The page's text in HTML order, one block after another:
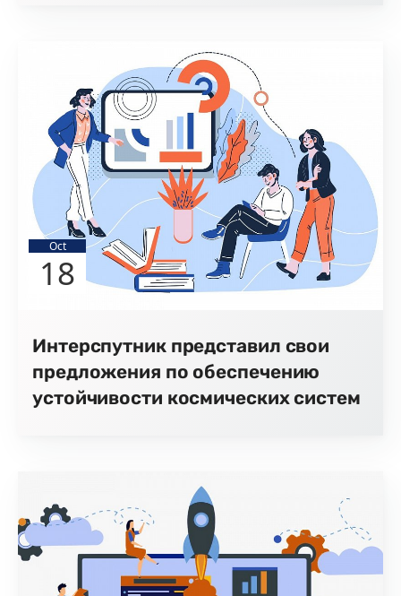
Oct
18
Интерспутник представил свои
предложения по обеспечению
устойчивости космических систем